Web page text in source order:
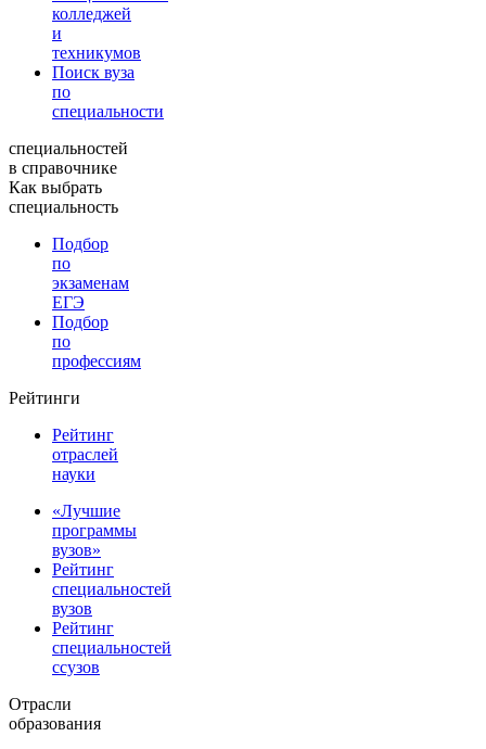
колледжей
и
техникумов
Поиск вуза
по
специальности
специальностей
в справочнике
Как выбрать
специальность
Подбор
по
экзаменам
ЕГЭ
Подбор
по
профессиям
Рейтинги
Рейтинг
отраслей
науки
«Лучшие
программы
вузов»
Рейтинг
специальностей
вузов
Рейтинг
специальностей
ссузов
Отрасли
образования